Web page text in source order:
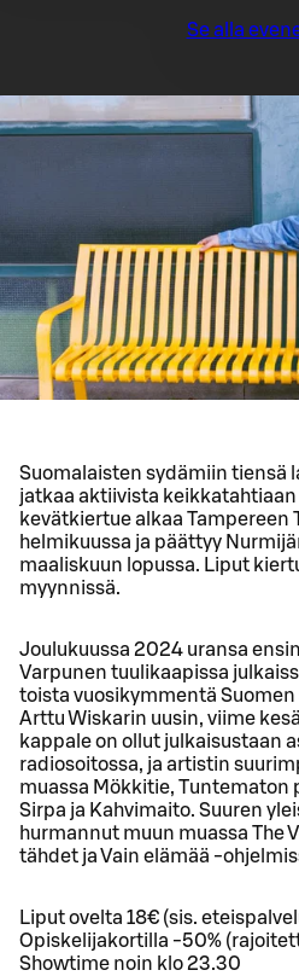
Se alla
Suomalaisten sydämiin tiensä
jatkaa aktiivista
kevätkiertue alkaa Tampereen
helmikuussa ja päättyy
maaliskuun lopussa. Liput
myynnissä.
Joulukuussa 2024 uransa
Varpunen tuulikaapissa
toista vuosikymmentä
Arttu Wiskarin uusin, viime
kappale on ollut julkaisustaan
radiosoitossa, ja artistin
muassa Mökkitie, Tuntematon
Sirpa ja Kahvimaito. Suuren
hurmannut muun muassa The
tähdet ja Vain elämää -
Liput ovelta 18€ (sis.
Opiskelijakortilla -50%
Showtime noin klo 23.30